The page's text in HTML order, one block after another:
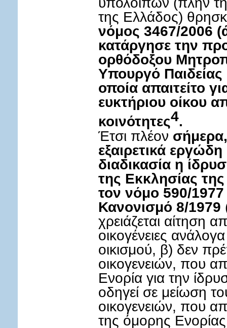
της Ελλάδος)
νόμος 3467/2006
κατάργησε την
ορθόδοξου
Υπουργό
οποία απαιτείτο
ευκτήριου οίκου
κοινότητες4.
Έτσι πλέον
εξαιρετικά
διαδικασία η
της Εκκλησίας
τον νόμο 590/
Κανονισμό 8/1979
χρειάζεται αίτηση
οικογένειες
οικισμού, β) δεν
οικογενειών, που
Ενορία για την
οδηγεί σε μείωση
οικογενειών, που
της όμορης Ενορίας,